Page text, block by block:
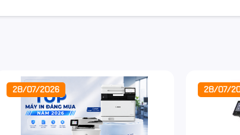
28/07/2026 28/07/